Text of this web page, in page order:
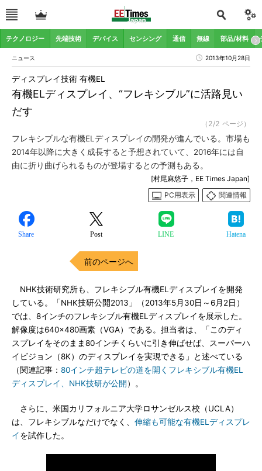
テクノロジー 先端技術 デバイス センシング 通信 無線 部品/材料
ニュース 2013年10月28日
有機ELディスプレイ、“フレキシブル”に活路見い
だす
ディスプレイ技術 有機EL
（2/2 ページ）
フレキシブルな有機ELディスプレイの開発が進んでいる。市場も
2014年以降に大きく成長すると予想されていて、2016年には自
由に折り曲げられるものが登場するとの予測もある。
[村尾麻悠子，EE Times Japan]
PC用表示
関連情報
Share Post LINE Hatena
前のページへ
NHK技術研究所も、フレキシブル有機ELディスプレイを開発
している。「NHK技研公開2013」（2013年5月30日～6月2日）
では、8インチのフレキシブル有機ELディスプレイを展示した。
解像度は640×480画素（VGA）である。担当者は、「このディ
スプレイをそのまま80インチくらいに引き伸ばせば、スーパーハ
イビジョン（8K）のディスプレイを実現できる」と述べている
（関連記事： 80インチ超テレビの道を開くフレキシブル有機EL
ディスプレイ、NHK技研が公開 ）。
さらに、米国カリフォルニア大学ロサンゼルス校（UCLA）
は、フレキシブルなだけでなく、 伸縮も可能な有機ELディスプレ
イを試作した。